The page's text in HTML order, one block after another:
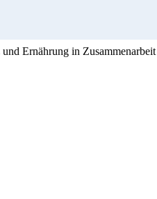
Ernährung in